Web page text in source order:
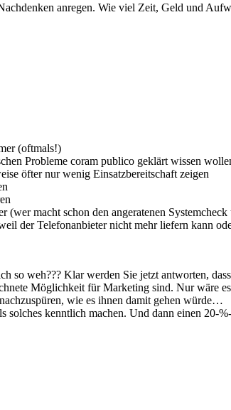
anregen. Wie viel Zeit, Geld und
(oftmals!)
Probleme coram publico geklärt wissen
öfter nur wenig Einsatzbereitschaft zeigen
macht schon den angeratenen
der Telefonanbieter nicht mehr liefern kann
so weh??? Klar werden Sie jetzt antworten,
Möglichkeit für Marketing sind. Nur wäre
wie es ihnen damit gehen würde…
solches kenntlich machen. Und dann einen